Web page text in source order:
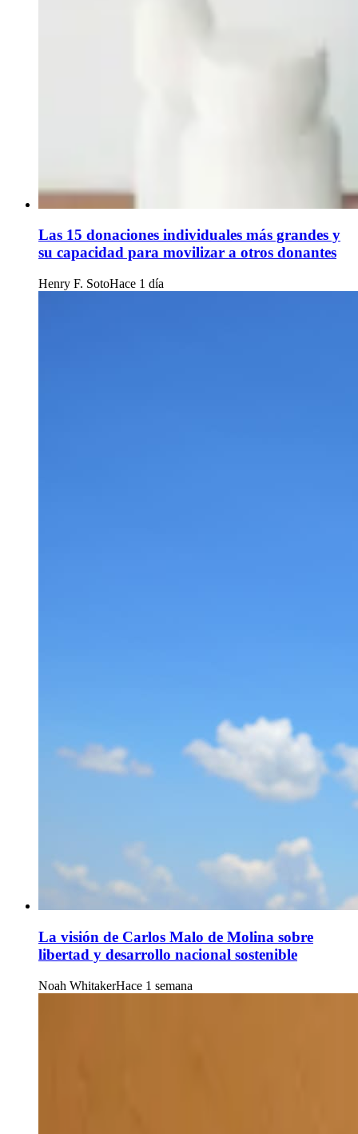
Las 15 donaciones individuales más grandes y
su capacidad para movilizar a otros donantes
Henry F. SotoHace 1 día
La visión de Carlos Malo de Molina sobre
libertad y desarrollo nacional sostenible
Noah WhitakerHace 1 semana